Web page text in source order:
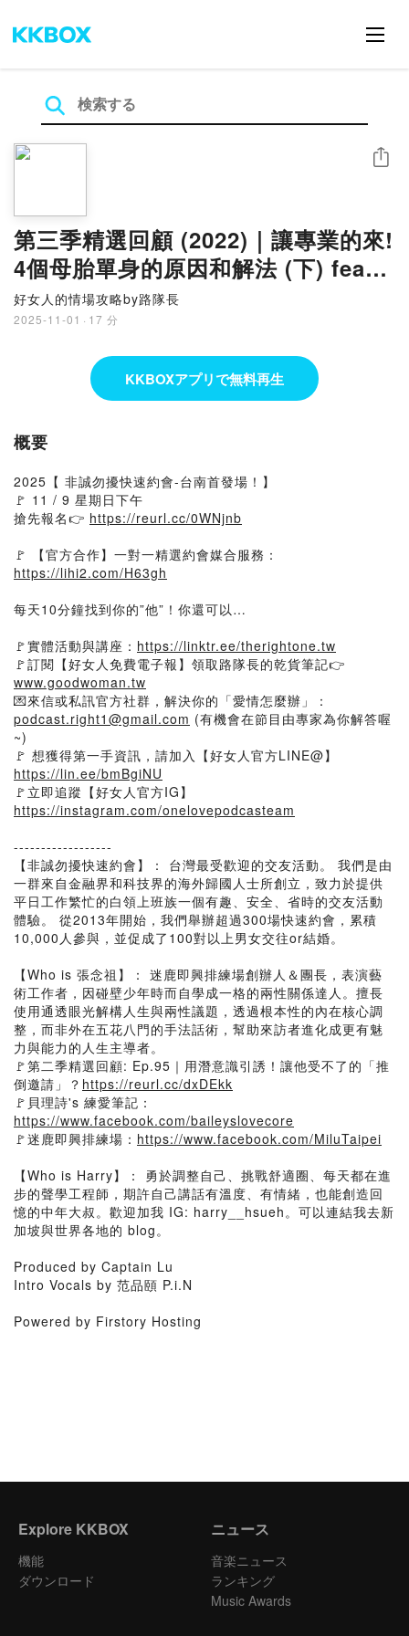
第三季精選回顧 (2022)｜讓專業的來!
4個母胎單身的原因和解法 (下) feat.
練愛教練-張念祖
好女人的情場攻略by路隊長
2025-11-01 · 17 分
シェア
KKBOXアプリで無料再生
概要
2025【 非誠勿擾快速約會-台南首發場！】
🚩 11 / 9 星期日下午
搶先報名👉 https://reurl.cc/0WNjnb
🚩 【官方合作】一對一精選約會媒合服務：
https://lihi2.com/H63gh
每天10分鐘找到你的”他”！你還可以…
🚩實體活動與講座： https://linktr.ee/therightone.tw
🚩訂閱【好女人免費電子報】領取路隊長的乾貨筆記👉
www.goodwoman.tw
💌來信或私訊官方社群，解決你的「愛情怎麼辦」：
podcast.right1@gmail.com (有機會在節目由專家為你解答喔
~)
🚩 想獲得第一手資訊，請加入【好女人官方LINE@】
https://lin.ee/bmBgiNU
🚩立即追蹤【好女人官方IG】
https://instagram.com/onelovepodcasteam
------------------
【非誠勿擾快速約會】： 台灣最受歡迎的交友活動。 我們是由
一群來自金融界和科技界的海外歸國人士所創立，致力於提供
平日工作繁忙的白領上班族一個有趣、安全、省時的交友活動
體驗。 從2013年開始，我們舉辦超過300場快速約會，累積
10,000人參與，並促成了100對以上男女交往or結婚。
【Who is 張念祖】： 迷鹿即興排練場創辦人＆團長，表演藝
術工作者，因碰壁少年時而自學成一格的兩性關係達人。擅長
使用通透眼光解構人生與兩性議題，透過根本性的內在核心調
整，而非外在五花八門的手法話術，幫助來訪者進化成更有魅
力與能力的人生主導者。
🚩第二季精選回顧: Ep.95｜用潛意識引誘！讓他受不了的「推
倒邀請」？ https://reurl.cc/dxDEkk​
🚩貝理詩's 練愛筆記：
https://www.facebook.com/baileyslovecore
🚩迷鹿即興排練場： https://www.facebook.com/MiluTaipei
【Who is Harry】： 勇於調整自己、挑戰舒適圈、每天都在進
步的聲學工程師，期許自己講話有溫度、有情緒，也能創造回
憶的中年大叔。歡迎加我 IG: harry__hsueh。可以連結我去新
加坡與世界各地的 blog。
Produced by Captain Lu
Intro Vocals by 范品頤 P.i.N
Powered by Firstory Hosting
Explore KKBOX
機能
ダウンロード
ニュース
音楽ニュース
ランキング
Music Awards